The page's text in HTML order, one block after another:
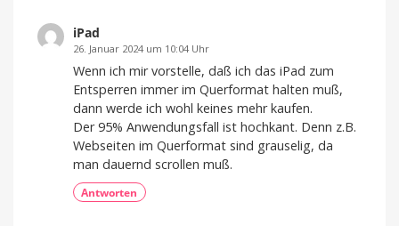
iPad
26. Januar 2024 um 10:04 Uhr
Wenn ich mir vorstelle, daß ich das iPad zum
Entsperren immer im Querformat halten muß,
dann werde ich wohl keines mehr kaufen.
Der 95% Anwendungsfall ist hochkant. Denn z.B.
Webseiten im Querformat sind grauselig, da
man dauernd scrollen muß.
Antworten